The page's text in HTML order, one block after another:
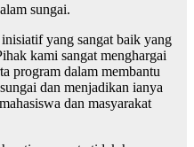
sungai.
yang sangat baik yang
kami sangat menghargai
program dalam membantu
dan menjadikan ianya
dan masyarakat